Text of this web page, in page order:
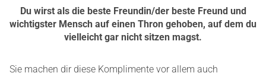
Du wirst als die beste Freundin/der beste Freund und
wichtigster Mensch auf einen Thron gehoben, auf dem du
vielleicht gar nicht sitzen magst.
Sie machen dir diese Komplimente vor allem auch